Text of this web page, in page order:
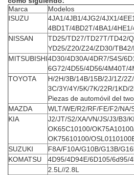
Marca
Modelos
ISUZU
4JA1/4JB1/4JG2/4JX1/
4BD1T/4BD2T/4BA1/
NISSAN
TD25/TD27/TD27T/TD42/
YD25/Z20/Z24/ZD30/
MITSUBISHI4D30/4D30A/4DR7/S4S/
6G72/4D55/4D56/4M40T/
TOYOTA
H/2H/3B/14B/15B/2J/1Z/
3C/3Y/4Y/5K/7K/22R/1KD/
Piezas de automóvil del
MAZDA
WLT/WE/R2/RF/FE/F2/NA/
KIA
J2/JT/S2/XA/VN/JS/J3/B3/
OK65C10100/
OK75610100/
SUZUKI
F8A/F10A/G10B/G13B/
KOMATSU
4D95/4D94E/6D105/6d95/
2.5L//2.8L